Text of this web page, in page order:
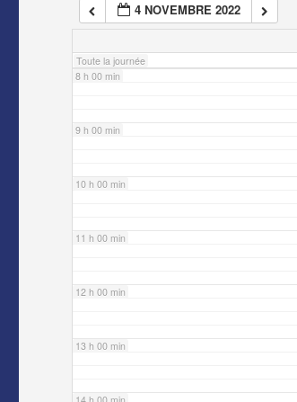
4 NOVEMBRE 2022
Toute la journée
7 h 00 min
8 h 00 min
9 h 00 min
10 h 00 min
11 h 00 min
12 h 00 min
13 h 00 min